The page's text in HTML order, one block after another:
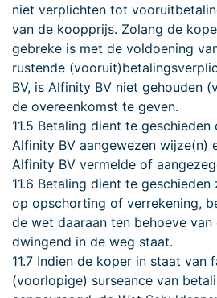
niet verplichten tot
van de koopprijs. Zolang de
gebreke is met de voldoening
rustende
BV, is Alfinity BV niet gehouden
de overeenkomst te geven.
11.5 Betaling dient te
Alfinity BV aangewezen wijze(n)
Alfinity BV vermelde of
11.6 Betaling dient te
op opschorting of verrekening,
de wet daaraan ten behoeve van
dwingend in de weg staat.
11.7 Indien de koper in staat van
(voorlopige) surseance van